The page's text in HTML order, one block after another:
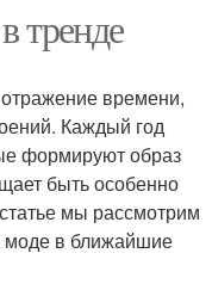
тренде
времени,
Каждый год
формируют образ
быть особенно
мы рассмотрим
моде в ближайшие